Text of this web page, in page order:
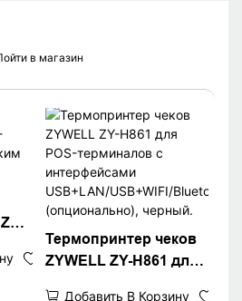
в магазин
Термопринтер чеков
ZYWELL ZY-H861 для
Добавить В Корзину